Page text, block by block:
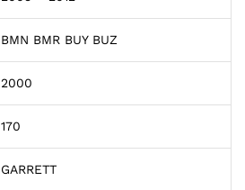
BMN BMR BUY BUZ
2000
170
GARRETT